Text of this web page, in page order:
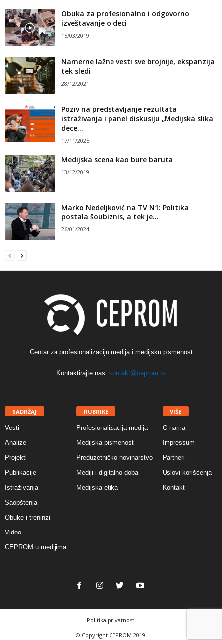
Obuka za profesionalno i odgovorno
izveštavanje o deci
15/03/2019
Namerne lažne vesti sve brojnije, ekspanzija
tek sledi
28/12/2021
Poziv na predstavljanje rezultata
istraživanja i panel diskusiju „Medijska slika
dece...
17/11/2025
Medijska scena kao bure baruta
13/12/2019
Marko Nedeljković na TV N1: Politika
postala šoubiznis, a tek je...
26/01/2024
Centar za profesionalizaciju medija i medijsku pismenost
Kontaktirajte nas: kontakt@ceprom.rs
SADRŽAJ
Vesti
Analize
Projekti
Publikacije
Istraživanja
Saopštenja
Obuke i treninzi
Video
CEPROM u medijima
RUBRIKE
Profesionalizacija medija
Medijska pismenost
Preduzetničko novinarstvo
Mediji i digitalno doba
Medijska etika
VIŠE
O nama
Impressum
Partneri
Uslovi korišćenja
Kontakt
Politika privatnosti
© Copyright CEPROM 2019.